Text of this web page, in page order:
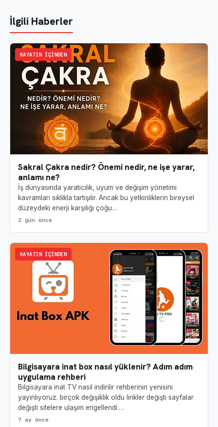
İlgili Haberler
HAYATIN İÇINDEN
Sakral Çakra nedir? Önemi nedir, ne işe yarar,
anlamı ne?
İş dünyasında yaratıcılık, uyum ve değişim yönetimi
kavramları sıklıkla tartışılır. Ancak bu yetkinliklerin bireysel
düzeydeki enerji karşılığı çoğu…
2 gün önce
HAYATIN İÇINDEN
Bilgisayara inat box nasıl yüklenir? Adım adım
uygulama rehberi
Bilgisayara inat TV nasıl indirilir rehberinin yenisini
yayınlıyoruz. birçok değişiklik oldu linkler değişti sayfalar
değişti sitelere ulaşım engellendi.…
7 ay önce